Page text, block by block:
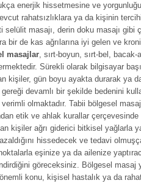
enerjik hissetmesine ve
rahatsızlıklara ya da kişinin
selülit masajı, derin doku masajı gibi
bir de kas ağrılarına iyi gelen ve
masajlar, sırt-boyun, sırt-bel, bacak-
Sürekli olarak bilgisayar
kişiler, gün boyu ayakta durarak ya
devamlı bir şekilde bedenini
olmaktadır. Tabii bölgesel
etik ve ahlak kurallar çerçevesinde
kişiler ağrı giderici bitkisel yağlarla
hissedecek ve tedavi
eşinize ya da ailenize
göreceksiniz. Bölgesel masaj
konu, kişisel hastalık ya da